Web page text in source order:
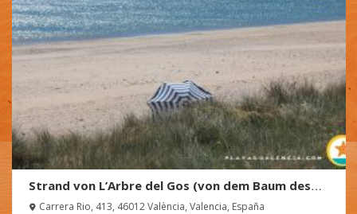
Strand von L’Arbre del Gos (von dem Baum des
Hundes)
Carrera Rio, 413, 46012 València, Valencia, España